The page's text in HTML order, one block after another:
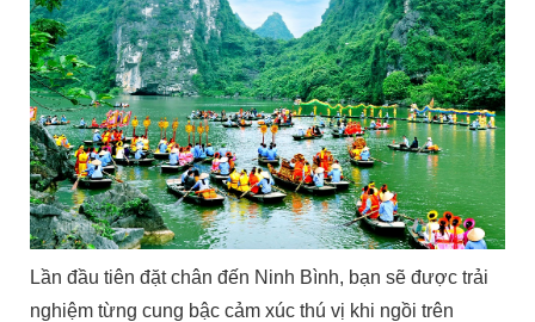
Lần đầu tiên đặt chân đến Ninh Bình, bạn sẽ được trải
nghiệm từng cung bậc cảm xúc thú vị khi ngồi trên